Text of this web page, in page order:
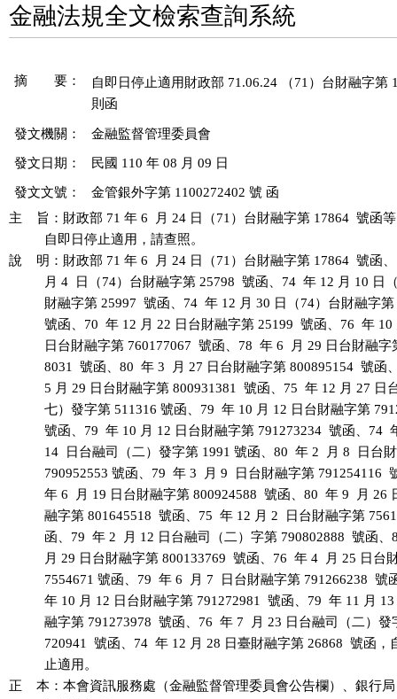
金融法規全文檢索查詢系統
摘 要：
自即日停止適用財政部 71.06.24 （71）台財融字第
發文機關： 金融監督管理委員會
發文日期： 民國 110 年 08 月 09 日
發文文號：
金管銀外字第 1100272402 號 函
主    旨：財政部 71 年 6  月 24 日（71）台財融字第 17864  號函
          自即日停止適用，請查照。
說    明：財政部 71 年 6  月 24 日（71）台財融字第 17864  號函
月 4  日（74）台財融字第 25798  號函、74  年 12 月 10 日
財融字第 25997  號函、74  年 12 月 30 日（74）台財融字
號函、70  年 12 月 22 日台財融字第 25199  號函、76  年 10
日台財融字第 760177067  號函、78  年 6  月 29 日台財融
8031  號函、80  年 3  月 27 日台財融字第 800895154  號函
5 月 29 日台財融字第 800931381  號函、75  年 12 月 27 日
七）發字第 511316 號函、79  年 10 月 12 日台財融字第
號函、79  年 10 月 12 日台財融字第 791273234  號函、74
14  日台融司（二）發字第 1991 號函、80  年 2  月 8  日台
790952553 號函、79  年 3  月 9  日台財融字第 791254116
年 6  月 19 日台財融字第 800924588  號函、80  年 9  月 26
融字第 801645518  號函、75  年 12 月 2  日台財融字第
函、79  年 2  月 12 日台融司（二）字第 790802888  號函、
月 29 日台財融字第 800133769  號函、76  年 4  月 25 日台
7554671 號函、79  年 6  月 7  日台財融字第 791266238  號
年 10 月 12 日台財融字第 791272981  號函、79  年 11 月
融字第 791273978  號函、76  年 7  月 23 日台融司（二）
720941  號函、74  年 12 月 28 日臺財融字第 26868  號函
          止適用。
正    本：本會資訊服務處（金融監督管理委員會公告欄）、銀行